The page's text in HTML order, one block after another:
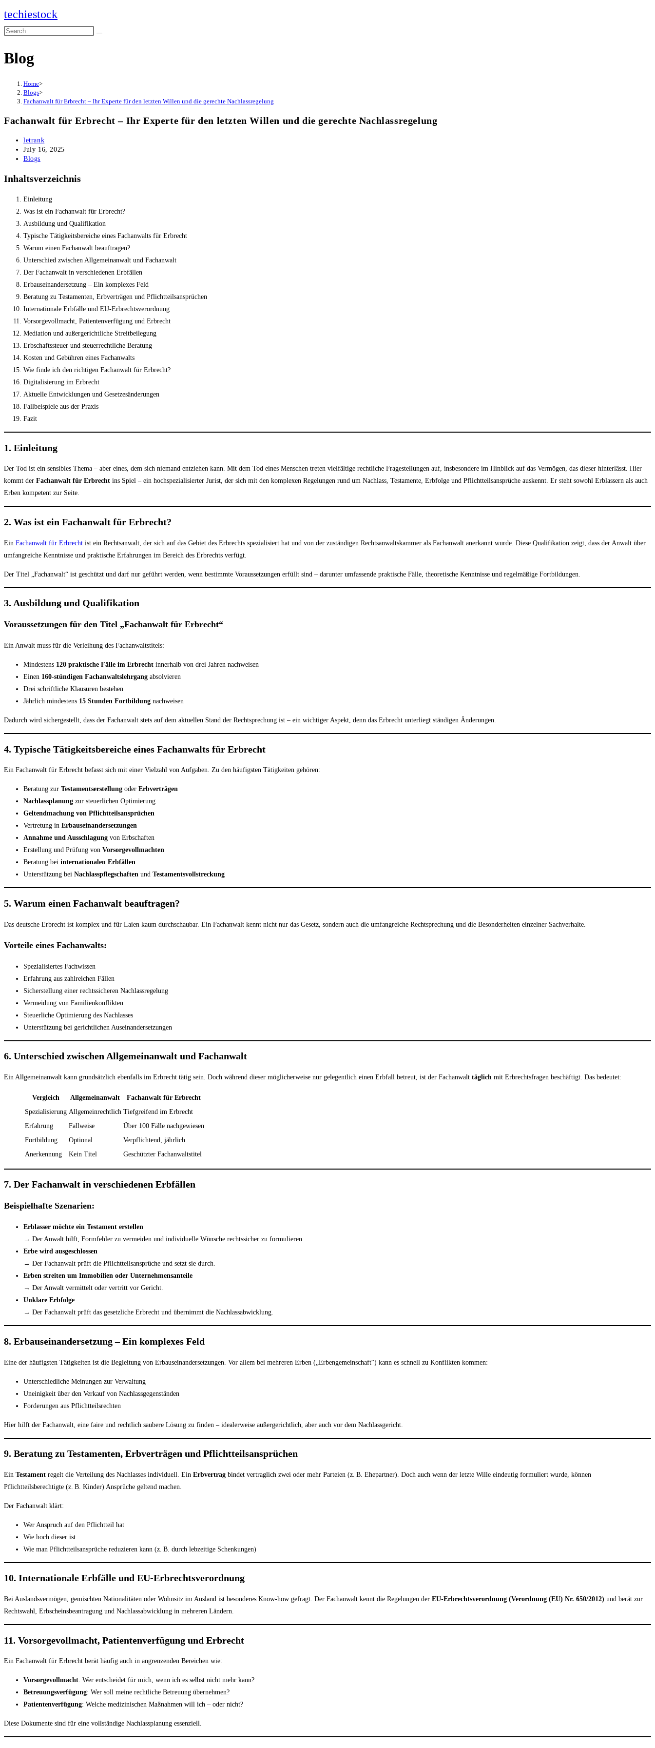
Skip
to
content
techiestock
Search
website
Blog
Home>
Blogs>
Fachanwalt für Erbrecht – Ihr Experte für den letzten Willen und die gerechte Nachlassregelung
Fachanwalt für Erbrecht – Ihr Experte für den letzten Willen und die gerechte Nachlassregelung
Post
author:
letrank
Post
published:
July 16, 2025
Post
Blogs
Inhaltsverzeichnis
Einleitung
Was ist ein Fachanwalt für Erbrecht?
Ausbildung und Qualifikation
Typische Tätigkeitsbereiche eines Fachanwalts für Erbrecht
Warum einen Fachanwalt beauftragen?
Unterschied zwischen Allgemeinanwalt und Fachanwalt
Der Fachanwalt in verschiedenen Erbfällen
Erbauseinandersetzung – Ein komplexes Feld
Beratung zu Testamenten, Erbverträgen und Pflichtteilsansprüchen
Internationale Erbfälle und EU-Erbrechtsverordnung
Vorsorgevollmacht, Patientenverfügung und Erbrecht
Mediation und außergerichtliche Streitbeilegung
Erbschaftssteuer und steuerrechtliche Beratung
Kosten und Gebühren eines Fachanwalts
Wie finde ich den richtigen Fachanwalt für Erbrecht?
Digitalisierung im Erbrecht
Aktuelle Entwicklungen und Gesetzesänderungen
Fallbeispiele aus der Praxis
Fazit
1. Einleitung
Der Tod ist ein sensibles Thema – aber eines, dem sich niemand entziehen kann. Mit dem Tod eines Menschen treten vielfältige rechtliche Fragestellungen auf, insbesondere im Hinblick auf das Vermögen, das dieser hinterlässt. Hier
kommt der Fachanwalt für Erbrecht ins Spiel – ein hochspezialisierter Jurist, der sich mit den komplexen Regelungen rund um Nachlass, Testamente, Erbfolge und Pflichtteilsansprüche auskennt. Er steht sowohl Erblassern als auch
Erben kompetent zur Seite.
2. Was ist ein Fachanwalt für Erbrecht?
Ein Fachanwalt für Erbrecht ist ein Rechtsanwalt, der sich auf das Gebiet des Erbrechts spezialisiert hat und von der zuständigen Rechtsanwaltskammer als Fachanwalt anerkannt wurde. Diese Qualifikation zeigt, dass der Anwalt über
umfangreiche Kenntnisse und praktische Erfahrungen im Bereich des Erbrechts verfügt.
Der Titel „Fachanwalt“ ist geschützt und darf nur geführt werden, wenn bestimmte Voraussetzungen erfüllt sind – darunter umfassende praktische Fälle, theoretische Kenntnisse und regelmäßige Fortbildungen.
3. Ausbildung und Qualifikation
Voraussetzungen für den Titel „Fachanwalt für Erbrecht“
Ein Anwalt muss für die Verleihung des Fachanwaltstitels:
Mindestens 120 praktische Fälle im Erbrecht innerhalb von drei Jahren nachweisen
Einen 160-stündigen Fachanwaltslehrgang absolvieren
Drei schriftliche Klausuren bestehen
Jährlich mindestens 15 Stunden Fortbildung nachweisen
Dadurch wird sichergestellt, dass der Fachanwalt stets auf dem aktuellen Stand der Rechtsprechung ist – ein wichtiger Aspekt, denn das Erbrecht unterliegt ständigen Änderungen.
4. Typische Tätigkeitsbereiche eines Fachanwalts für Erbrecht
Ein Fachanwalt für Erbrecht befasst sich mit einer Vielzahl von Aufgaben. Zu den häufigsten Tätigkeiten gehören:
Beratung zur Testamentserstellung oder Erbverträgen
Nachlassplanung zur steuerlichen Optimierung
Geltendmachung von Pflichtteilsansprüchen
Vertretung in Erbauseinandersetzungen
Annahme und Ausschlagung von Erbschaften
Erstellung und Prüfung von Vorsorgevollmachten
Beratung bei internationalen Erbfällen
Unterstützung bei Nachlasspflegschaften und Testamentsvollstreckung
5. Warum einen Fachanwalt beauftragen?
Das deutsche Erbrecht ist komplex und für Laien kaum durchschaubar. Ein Fachanwalt kennt nicht nur das Gesetz, sondern auch die umfangreiche Rechtsprechung und die Besonderheiten einzelner Sachverhalte.
Vorteile eines Fachanwalts:
Spezialisiertes Fachwissen
Erfahrung aus zahlreichen Fällen
Sicherstellung einer rechtssicheren Nachlassregelung
Vermeidung von Familienkonflikten
Steuerliche Optimierung des Nachlasses
Unterstützung bei gerichtlichen Auseinandersetzungen
6. Unterschied zwischen Allgemeinanwalt und Fachanwalt
Ein Allgemeinanwalt kann grundsätzlich ebenfalls im Erbrecht tätig sein. Doch während dieser möglicherweise nur gelegentlich einen Erbfall betreut, ist der Fachanwalt täglich mit Erbrechtsfragen beschäftigt. Das bedeutet:
Vergleich Allgemeinanwalt
Fachanwalt für Erbrecht
Spezialisierung Allgemeinrechtlich Tiefgreifend im Erbrecht
Erfahrung
Fallweise
Über 100 Fälle nachgewiesen
Fortbildung
Optional
Verpflichtend, jährlich
Anerkennung
Kein Titel Geschützter Fachanwaltstitel
7. Der Fachanwalt in verschiedenen Erbfällen
Beispielhafte Szenarien:
Erblasser möchte ein Testament erstellen
→ Der Anwalt hilft, Formfehler zu vermeiden und individuelle Wünsche rechtssicher zu formulieren.
Erbe wird ausgeschlossen
→ Der Fachanwalt prüft die Pflichtteilsansprüche und setzt sie durch.
Erben streiten um Immobilien oder Unternehmensanteile
→ Der Anwalt vermittelt oder vertritt vor Gericht.
Unklare Erbfolge
→ Der Fachanwalt prüft das gesetzliche Erbrecht und übernimmt die Nachlassabwicklung.
8. Erbauseinandersetzung – Ein komplexes Feld
Eine der häufigsten Tätigkeiten ist die Begleitung von Erbauseinandersetzungen. Vor allem bei mehreren Erben („Erbengemeinschaft“) kann es schnell zu Konflikten kommen:
Unterschiedliche Meinungen zur Verwaltung
Uneinigkeit über den Verkauf von Nachlassgegenständen
Forderungen aus Pflichtteilsrechten
Hier hilft der Fachanwalt, eine faire und rechtlich saubere Lösung zu finden – idealerweise außergerichtlich, aber auch vor dem Nachlassgericht.
9. Beratung zu Testamenten, Erbverträgen und Pflichtteilsansprüchen
Ein Testament regelt die Verteilung des Nachlasses individuell. Ein Erbvertrag bindet vertraglich zwei oder mehr Parteien (z. B. Ehepartner). Doch auch wenn der letzte Wille eindeutig formuliert wurde, können
Pflichtteilsberechtigte (z. B. Kinder) Ansprüche geltend machen.
Der Fachanwalt klärt:
Wer Anspruch auf den Pflichtteil hat
Wie hoch dieser ist
Wie man Pflichtteilsansprüche reduzieren kann (z. B. durch lebzeitige Schenkungen)
10. Internationale Erbfälle und EU-Erbrechtsverordnung
Bei Auslandsvermögen, gemischten Nationalitäten oder Wohnsitz im Ausland ist besonderes Know-how gefragt. Der Fachanwalt kennt die Regelungen der EU-Erbrechtsverordnung (Verordnung (EU) Nr. 650/2012) und berät zur
Rechtswahl, Erbscheinsbeantragung und Nachlassabwicklung in mehreren Ländern.
11. Vorsorgevollmacht, Patientenverfügung und Erbrecht
Ein Fachanwalt für Erbrecht berät häufig auch in angrenzenden Bereichen wie:
Vorsorgevollmacht: Wer entscheidet für mich, wenn ich es selbst nicht mehr kann?
Betreuungsverfügung: Wer soll meine rechtliche Betreuung übernehmen?
Patientenverfügung: Welche medizinischen Maßnahmen will ich – oder nicht?
Diese Dokumente sind für eine vollständige Nachlassplanung essenziell.